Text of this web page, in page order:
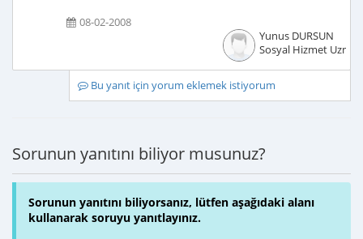
08-02-2008
Yunus DURSUN
Sosyal Hizmet
Bu yanıt için yorum eklemek istiyorum
Sorunun yanıtını biliyor musunuz?
Sorunun yanıtını biliyorsanız, lütfen aşağıdaki alanı
kullanarak soruyu yanıtlayınız.